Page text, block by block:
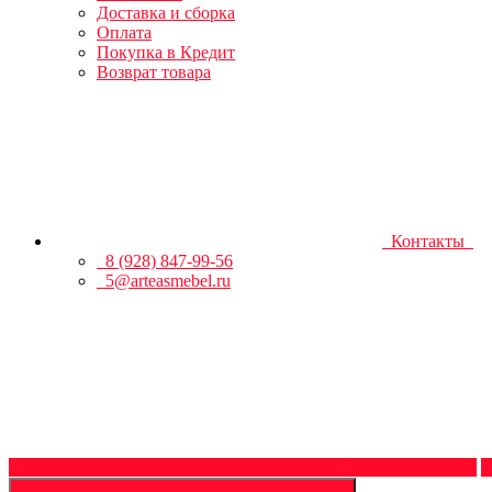
Доставка и сборка
Оплата
Покупка в Кредит
Возврат товара
Контакты
8 (928) 847-99-56
5@arteasmebel.ru